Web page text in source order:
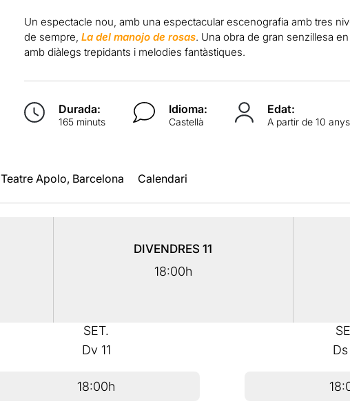
Un espectacle nou, amb una espectacular escenografia amb tres
de sempre, La del manojo de rosas. Una obra de gran senzillesa
amb diàlegs trepidants i melodies fantàstiques.
Durada:
165 minuts
Idioma:
Castellà
Edat:
A partir de 10 anys
Teatre Apolo, Barcelona Calendari
DIVENDRES11
18:00h
SET.
Dv 11
18:00h